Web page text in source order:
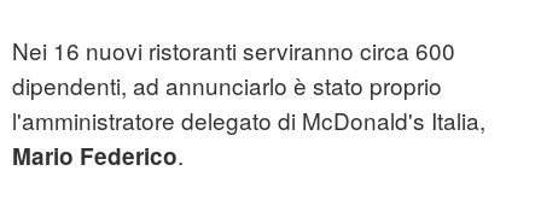
Nei 16 nuovi ristoranti serviranno circa 600
dipendenti, ad annunciarlo è stato proprio
l'amministratore delegato di McDonald's Italia,
Mario Federico.